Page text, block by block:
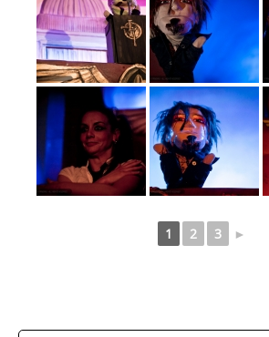
1 2 3 ►